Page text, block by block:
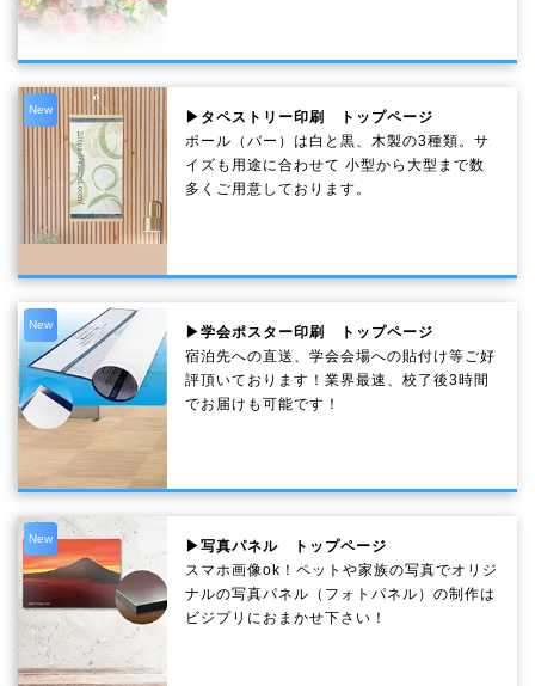
New
▶タペストリー印刷 トップページ
ポール（バー）は白と黒、木製の3種類。サ
イズも用途に合わせて 小型から大型まで数
多くご用意しております。
New
▶学会ポスター印刷 トップページ
宿泊先への直送、学会会場への貼付け等ご好
評頂いております！業界最速、校了後3時間
でお届けも可能です！
New
▶写真パネル トップページ
スマホ画像ok！ペットや家族の写真でオリジ
ナルの写真パネル（フォトパネル）の制作は
ビジプリにおまかせ下さい！